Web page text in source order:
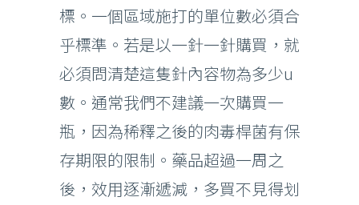
標。一個區域施打的單位數必須合
乎標準。若是以一針一針購買，就
必須問清楚這隻針內容物為多少u
數。通常我們不建議一次購買一
瓶，因為稀釋之後的肉毒桿菌有保
存期限的限制。藥品超過一周之
後，效用逐漸遞減，多買不見得划